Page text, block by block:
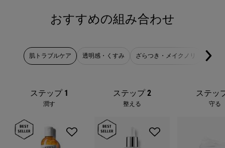
PDP Complete Your Routineおすすめの組み合わせ
肌トラブルケア 透明感・くすみ ざらつき・メイクノリ 皮脂
ステップ 1
潤す
ステップ 2
整える
ステッ
守る